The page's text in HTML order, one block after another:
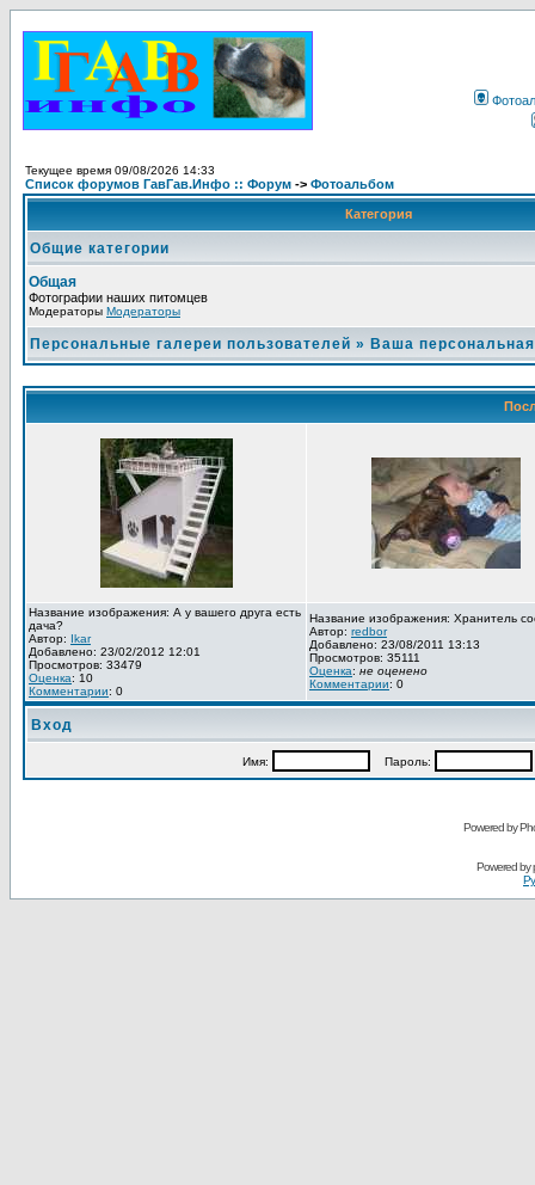
Текущее время 09/08/2026 14:33
Список форумов ГавГав.Инфо :: Форум -> Фотоальбом
Категория
Общие категории
Общая
Фотографии наших питомцев
Модераторы Модераторы
Персональные галереи пользователей » Ваша
Название изображения: А у вашего друга есть
дача?
Автор: Ikar
Добавлено: 23/02/2012 12:01
Просмотров: 33479
Оценка: 10
Комментарии: 0
Название изображения: Хранитель
Автор: redbor
Добавлено: 23/08/2011 13:13
Просмотров: 35111
Оценка: не оценено
Комментарии: 0
Вход
Имя: Пароль:
Powered by
Powered by